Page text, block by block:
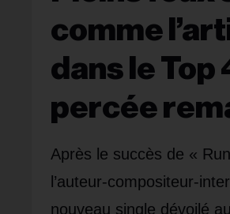
comme
dans le
percée
Après le succès de «
l’auteur-compositeur-
nouveau single dévoilé